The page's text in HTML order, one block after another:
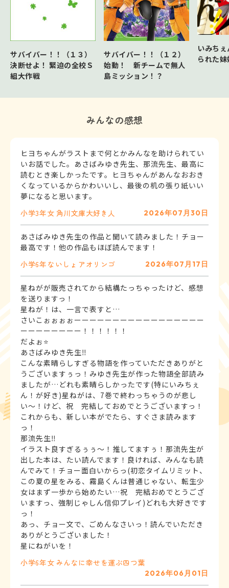
サバイバー！！（１３）
決断せよ！ 緊迫の全校Ｓ
組大作戦
サバイバー！！（１２）
始動！ 新チームで無人
島ミッション！？
いみち
られた妹
みんなの感想
ヒヨちゃんがラストまで何とかみんなを助けられてい
いお話でした。あさばみゆき先生、那流先生、最高に
読むとき楽しかったです。ヒヨちゃんがあんなおおき
くなっているからかわいいし、最後の机の張り紙いい
小学3年女 角川文庫大好き人 2026年07月30日
あさばみゆき先生の作品と聞いて読みました！チョー
最高です！他の作品もほぼ読んでます！
小学6年 ないしょ アオリンゴ 2026年07月17日
星ねがが販売されてから結構たっちゃったけど、感想
を送りますっ！
星ねが！は、一言で表すと…
さいこぉぉぉぉーーーーーーーーーーーーーーーーー
ーーーーーーーー！！！！！！
だよぉ⭐️
あさばみゆき先生‼️
こんな素晴らしすぎる物語を作っていただきありがと
うございますぅっ！みゆき先生が作った物語全部読み
ましたが…どれも素晴らしかったです(特にいみちぇ
ん！が好き)星ねがは、7巻で終わっちゃうのが悲し
い〜！けど、祝 完結しておめでとうございますっ！
これからも、新しい本がでたら、すぐさま読みます
っ！
那流先生‼️
イラスト良すぎるぅぅ〜！推してますぅ！那流先生が
出した本は、たい読んでます！良ければ、みんなも読
んでみて！チョー面白いからっ(初恋タイムリミット、
この夏の星をみる、霧島くんは普通じゃない、転生少
女はまず一歩から始めたい…祝 完結おめでとうござ
いますっ、強制じゃしん信仰プレイ)どれも大好きです
っ！
あっ、チョー文で、ごめんなさいっ！読んでいただき
ありがとうございました！
星にねがいを！
小学6年女 みんなに幸せを運ぶ四つ葉
2026年06月01日